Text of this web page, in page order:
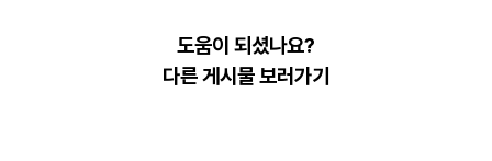
도움이 되셨나요?
다른 게시물 보러가기